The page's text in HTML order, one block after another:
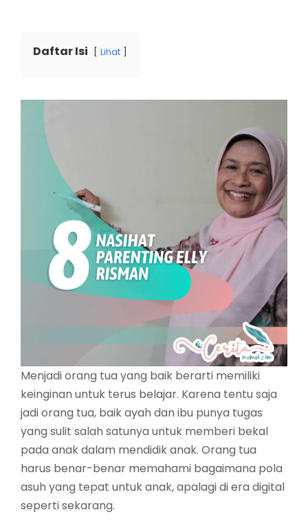
Daftar Isi Lihat
Menjadi orang tua yang baik berarti memiliki
keinginan untuk terus belajar. Karena tentu saja
jadi orang tua, baik ayah dan ibu punya tugas
yang sulit salah satunya untuk memberi bekal
pada anak dalam mendidik anak. Orang tua
harus benar-benar memahami bagaimana pola
asuh yang tepat untuk anak, apalagi di era digital
seperti sekarang.